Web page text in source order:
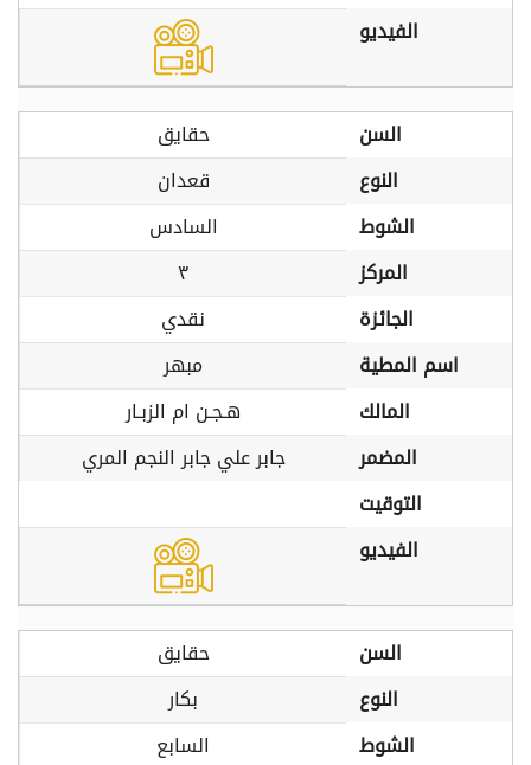
الفيديو
السن
حقايق
النوع
قعدان
الشوط
السادس
المركز
٣
الجائزة
نقدي
اسم المطية
مبهر
المالك
هـجـن ام الزبـار
المضمر
جابر علي جابر النجم المري
التوقيت
الفيديو
السن
حقايق
النوع
بكار
الشوط
السابع